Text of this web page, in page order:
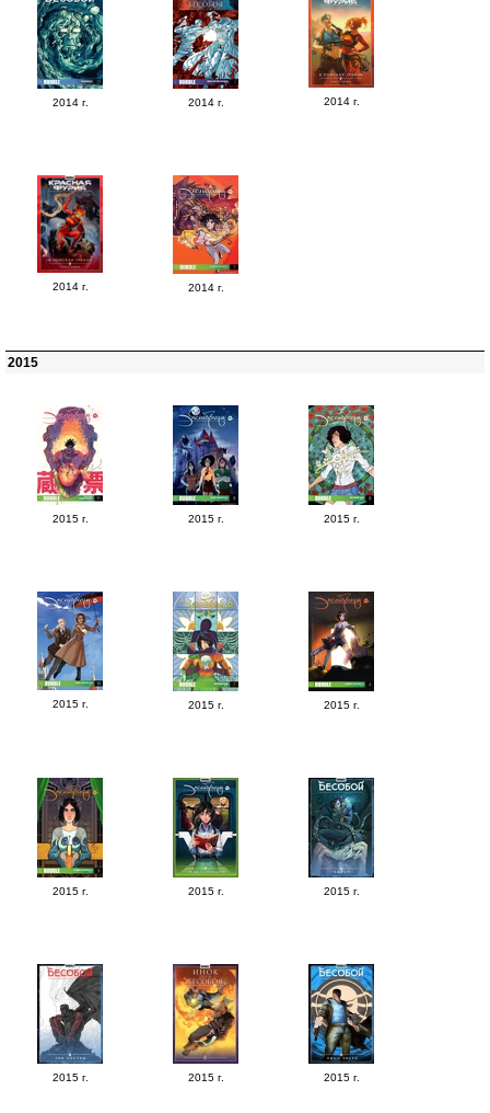
2014 г. 2014 г. 2014 г.
2014 г. 2014 г.
2015
2015 г. 2015 г. 2015 г.
2015 г. 2015 г. 2015 г.
2015 г. 2015 г. 2015 г.
2015 г. 2015 г. 2015 г.